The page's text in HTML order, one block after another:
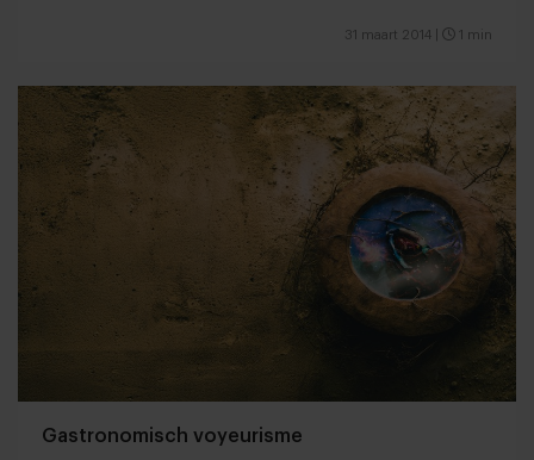
31 maart 2014 1 min
Gastronomisch voyeurisme